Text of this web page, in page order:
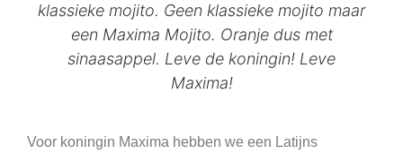
klassieke mojito. Geen klassieke mojito maar
een Maxima Mojito. Oranje dus met
sinaasappel. Leve de koningin! Leve
Maxima!
Voor koningin Maxima hebben we een Latijns